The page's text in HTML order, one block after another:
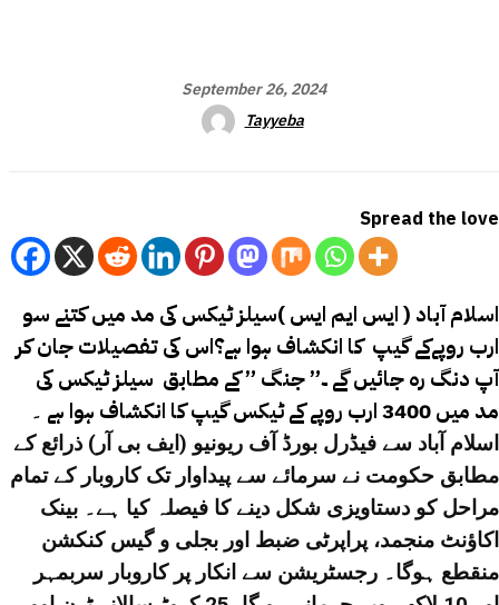
September 26, 2024
Tayyeba
Spread the love
اسلام آباد ( ایس ایم ایس )سیلز ٹیکس کی مد میں کتنے سو
ارب روپےکے گیپ کا انکشاف ہوا ہے؟اس کی تفصیلات جان کر
آپ دنگ رہ جائیں گے ۔” جنگ ” کے مطابق سیلز ٹیکس کی
مد میں 3400 ارب روپے کے ٹیکس گیپ کا انکشاف ہوا ہے
۔
اسلام آباد سے فیڈرل بورڈ آف ریونیو (ایف بی آر) ذرائع کے
مطابق حکومت نے سرمائے سے پیداوار تک کاروبار کے تمام
مراحل کو دستاویزی شکل دینے کا فیصلہ کیا ہے۔ بینک
اکاؤنٹ منجمد، پراپرٹی ضبط اور بجلی و گیس کنکشن
منقطع ہوگا۔ رجسٹریشن سے انکار پر کاروبار سربمہر